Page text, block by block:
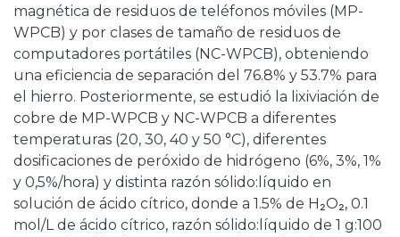
magnética de residuos de teléfonos móviles (MP-
WPCB) y por clases de tamaño de residuos de
computadores portátiles (NC-WPCB), obteniendo
una eficiencia de separación del 76.8% y 53.7% para
el hierro. Posteriormente, se estudió la lixiviación de
cobre de MP-WPCB y NC-WPCB a diferentes
temperaturas (20, 30, 40 y 50 °C), diferentes
dosificaciones de peróxido de hidrógeno (6%, 3%, 1%
y 0,5%/hora) y distinta razón sólido:líquido en
solución de ácido cítrico, donde a 1.5% de H₂O₂, 0.1
mol/L de ácido cítrico, razón sólido:líquido de 1 g:100